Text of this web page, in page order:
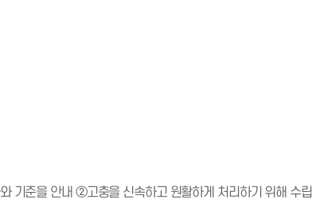
기준을 안내 ②고충을 신속하고 원활하게 처리하기 위해 수